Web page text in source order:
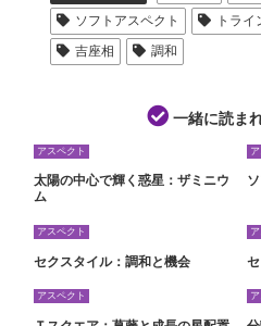
ソフトアスペクト
トライ
吉座相
調和
一緒に読ま
アスペクト
太陽の中心で輝く惑星：ザミニウ
ム
アスペクト
セクスタイル：調和と機会
アスペクト